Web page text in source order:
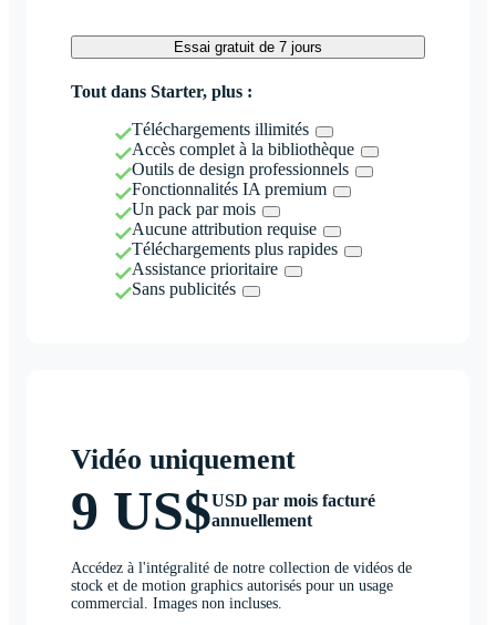
Essai gratuit de 7 jours
Tout dans Starter, plus :
Téléchargements illimités
Accès complet à la bibliothèque
Outils de design professionnels
Fonctionnalités IA premium
Un pack par mois
Aucune attribution requise
Téléchargements plus rapides
Assistance prioritaire
Sans publicités
Vidéo uniquement
9 US$USD par mois facturé
annuellement
Accédez à l'intégralité de notre collection de vidéos de
stock et de motion graphics autorisés pour un usage
commercial. Images non incluses.